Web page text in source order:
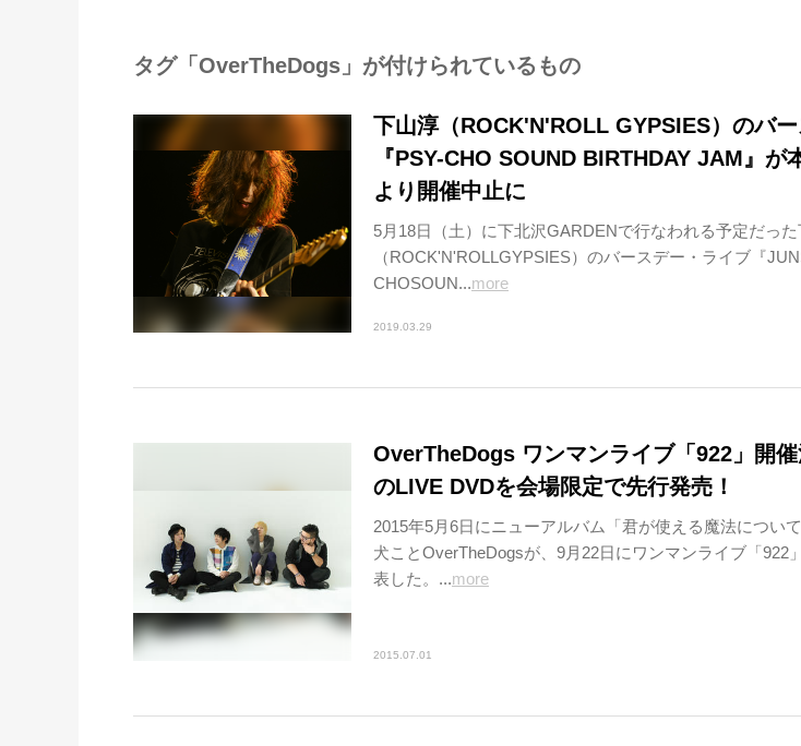
タグ「OverTheDogs」が付けられているもの
下山淳（ROCK'N'ROLL GYPSIES）のバ
『PSY-CHO SOUND BIRTHDAY JAM』が
より開催中止に
5月18日（土）に下北沢GARDENで行なわれる予定だっ
（ROCK'N'ROLLGYPSIES）のバースデー・ライブ『
CHOSOUN...more
2019.03.29
OverTheDogs ワンマンライブ「922」開
のLIVE DVDを会場限定で先行発売！
2015年5月6日にニューアルバム「君が使える魔法につい
犬ことOverTheDogsが、9月22日にワンマンライブ「922
表した。...more
2015.07.01